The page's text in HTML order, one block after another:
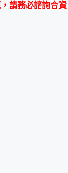
請務必諮詢合資